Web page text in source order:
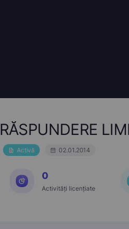
Activă 02.01.2014
0
Activități licențiate